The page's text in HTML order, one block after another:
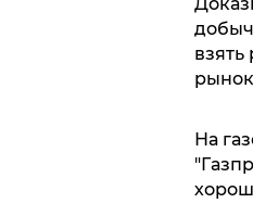
взять
На